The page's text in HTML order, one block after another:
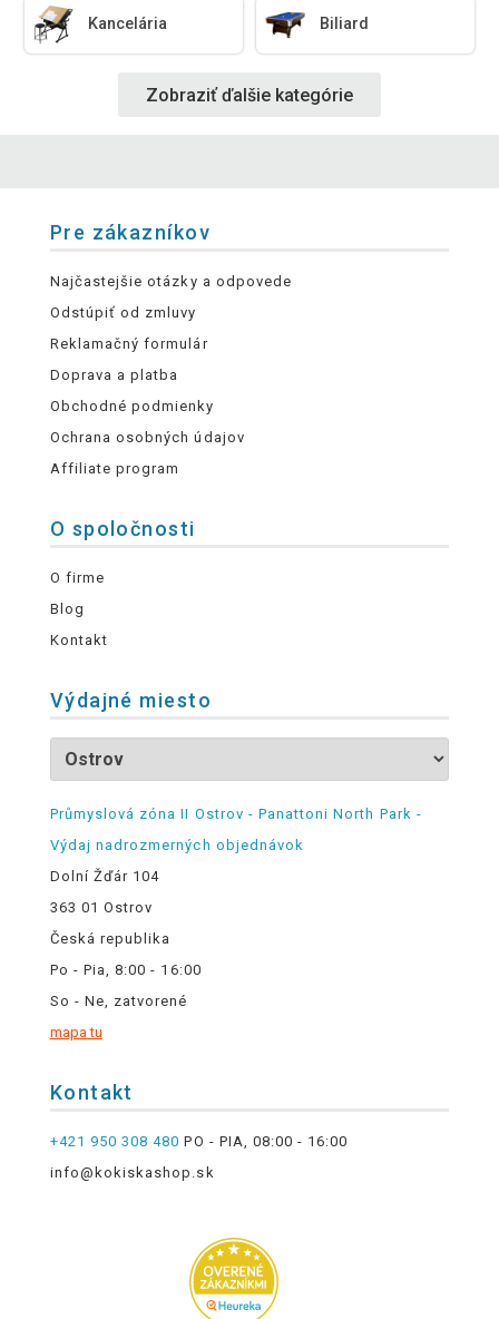
Kancelária Biliard
Zobraziť ďalšie kategórie
Pre zákazníkov
Najčastejšie otázky a odpovede
Odstúpiť od zmluvy
Reklamačný formulár
Doprava a platba
Obchodné podmienky
Ochrana osobných údajov
Affiliate program
O spoločnosti
O firme
Blog
Kontakt
Výdajné miesto
Průmyslová zóna II Ostrov - Panattoni North Park -
Výdaj nadrozmerných objednávok
Dolní Žďár 104
363 01 Ostrov
Česká republika
Po - Pia, 8:00 - 16:00
So - Ne, zatvorené
mapa tu
Kontakt
+421 950 308 480 PO - PIA, 08:00 - 16:00
info@kokiskashop.sk